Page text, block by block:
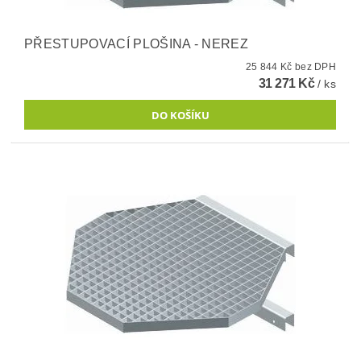
PŘESTUPOVACÍ PLOŠINA - NEREZ
25 844 Kč bez DPH
31 271 Kč/ ks